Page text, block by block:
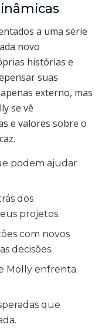
a uma série
novo
histórias e
suas
externo, mas
se vê
e valores sobre o
podem ajudar
dos
projetos.
com novos
decisões.
Molly enfrenta
que